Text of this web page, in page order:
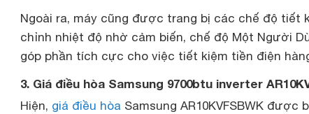
Ngoài ra, máy cũng được trang bị các chế độ tiết
chỉnh nhiệt độ nhờ cảm biến, chế độ Một Người
góp phần tích cực cho việc tiết kiệm tiền điện
3. Giá điều hòa Samsung 9700btu inverter
Hiện, giá điều hòa Samsung AR10KVFSBWK